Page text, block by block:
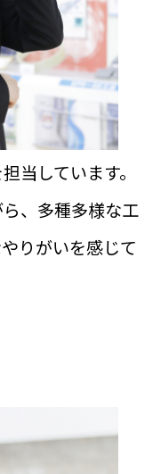
当しています。
、多種多様な工
りがいを感じて